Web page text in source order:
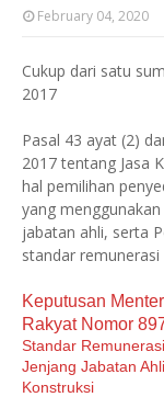
February 04, 2020
Cukup dari satu
2017
Pasal 43 ayat (2)
2017 tentang Jasa
hal pemilihan
yang
jabatan ahli, serta
standar remunerasi
Keputusan
Rakyat Nomor
Standar
Jenjang Jabatan
Konstruksi